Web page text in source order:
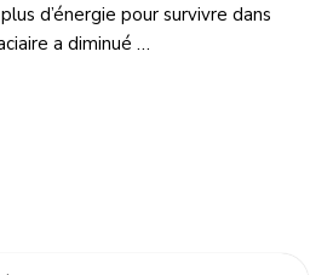
d’énergie pour survivre dans
a diminué …